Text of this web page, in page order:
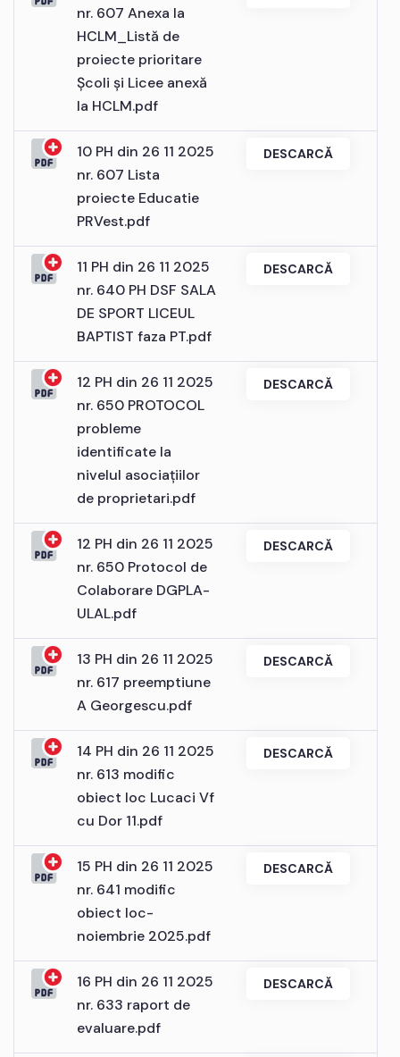
nr. 607 Anexa la
HCLM_Listă de
proiecte prioritare
Școli și Licee anexă
la HCLM.pdf
10 PH din 26 11 2025
nr. 607 Lista
proiecte Educatie
PRVest.pdf
DESCARCĂ
11 PH din 26 11 2025
nr. 640 PH DSF SALA
DE SPORT LICEUL
BAPTIST faza PT.pdf
DESCARCĂ
12 PH din 26 11 2025
nr. 650 PROTOCOL
probleme
identificate la
nivelul asociațiilor
de proprietari.pdf
DESCARCĂ
12 PH din 26 11 2025
nr. 650 Protocol de
Colaborare DGPLA-
ULAL.pdf
DESCARCĂ
13 PH din 26 11 2025
nr. 617 preemptiune
A Georgescu.pdf
DESCARCĂ
14 PH din 26 11 2025
nr. 613 modific
obiect loc Lucaci Vf
cu Dor 11.pdf
DESCARCĂ
15 PH din 26 11 2025
nr. 641 modific
obiect loc-
noiembrie 2025.pdf
DESCARCĂ
16 PH din 26 11 2025
nr. 633 raport de
evaluare.pdf
DESCARCĂ